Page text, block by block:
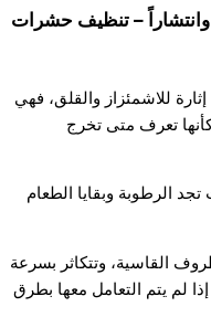
وانتشاراً – تنظيف حشرات
للاشمئزاز والقلق، فهي
تعرف متى تخرج
الرطوبة وبقايا الطعام
القاسية، وتتكاثر بسرعة
لم يتم التعامل معها بطرق